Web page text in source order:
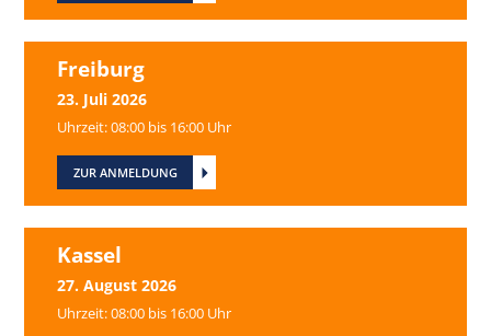
Freiburg
23. Juli 2026
Uhrzeit: 08:00 bis 16:00 Uhr
ZUR ANMELDUNG
Kassel
27. August 2026
Uhrzeit: 08:00 bis 16:00 Uhr